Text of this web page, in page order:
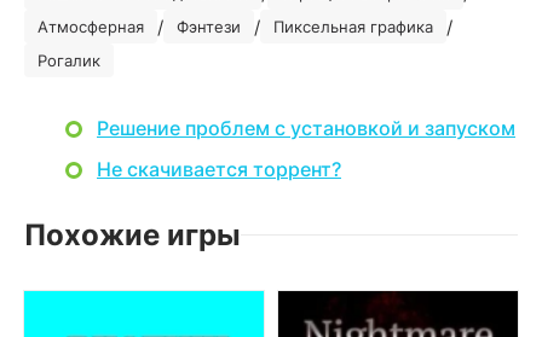
Атмосферная / Фэнтези / Пиксельная графика /
Рогалик
Решение проблем с установкой и запуском
Не скачивается торрент?
Похожие игры